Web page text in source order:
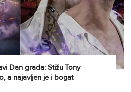
Dan grada: Stižu Tony
a najavljen je i bogat